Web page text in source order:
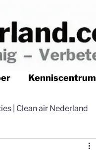
Kenniscentrum
| Clean air Nederland